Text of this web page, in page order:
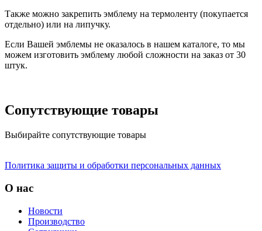
Также можно закрепить эмблему на термоленту (покупается
отдельно) или на липучку.
Если Вашей эмблемы не оказалось в нашем каталоге, то мы
можем изготовить эмблему любой сложности на заказ от 30
штук.
Сопутствующие товары
Выбирайте сопутствующие товары
Политика защиты и обработки персональных данных
О нас
Новости
Производство